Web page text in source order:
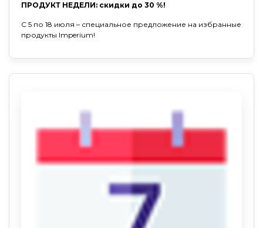
ПРОДУКТ НЕДЕЛИ: скидки до 30 %!
С 5 по 18 июля – специальное предложение на избранные
продукты Imperium!